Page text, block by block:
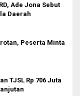
Ade Jona Sebut
Daerah
Peserta Minta
TJSL Rp 706 Juta